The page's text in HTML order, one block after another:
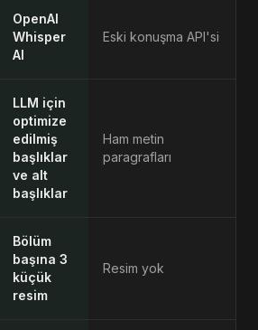
OpenAI
Whisper
AI
Eski konuşma API'si
LLM için
optimize
edilmiş
başlıklar
ve alt
başlıklar
Ham metin
paragrafları
Bölüm
başına 3
küçük
resim
Resim yok